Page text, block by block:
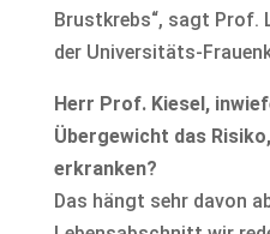
Brustkrebs“, sagt Prof.
der Universitäts-
Herr Prof. Kiesel,
Übergewicht das
erkranken?
Das hängt sehr davon